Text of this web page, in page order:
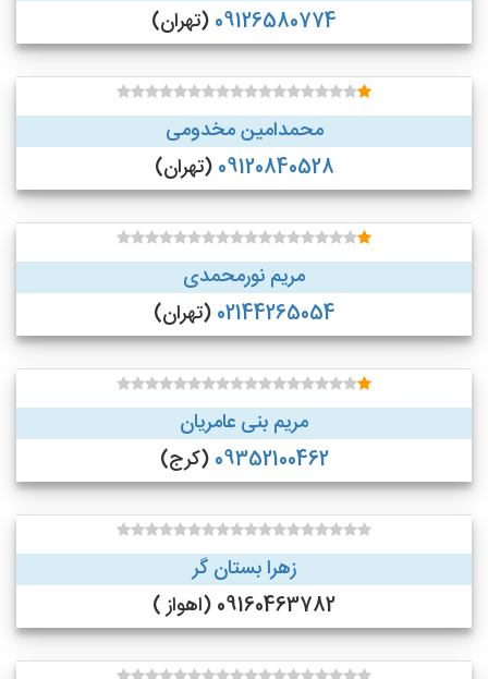
09126580774 (تهران)
محمدامین مخدومی
09120840528 (تهران)
مریم نورمحمدی
02144265054 (تهران)
مریم بنی عامریان
09352100462 (کرج)
زهرا بستان گر
09160463782 (اهواز )